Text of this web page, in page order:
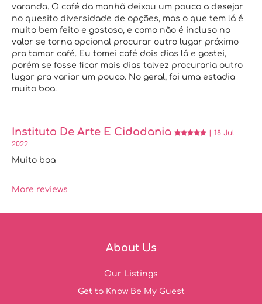
varanda. O café da manhã deixou um pouco a desejar
no quesito diversidade de opções, mas o que tem lá é
muito bem feito e gostoso, e como não é incluso no
valor se torna opcional procurar outro lugar próximo
pra tomar café. Eu tomei café dois dias lá e gostei,
porém se fosse ficar mais dias talvez procuraria outro
lugar pra variar um pouco. No geral, foi uma estadia
muito boa.
Instituto De Arte E Cidadania
| 18 Jul
2022
Muito boa
More reviews
About Us
Our Listings
Get to Know Be My Guest